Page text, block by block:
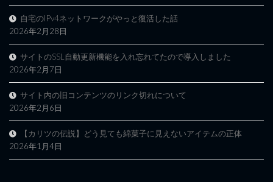
自宅のIPv4ネットワークがやっと復活した話
2026年2月28日
サイトのSSL自動更新機能を入れ忘れてたので導入しました
2026年2月7日
サイト内の旧コンテンツのリンク切れについて
2026年2月6日
【カリツの伝説】どう見ても綿菓子に見えないアイテムの正体
2026年1月4日